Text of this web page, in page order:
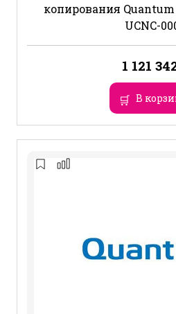
копирования Quantum
UCNC-
1 121
В